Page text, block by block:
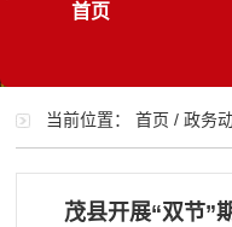
首页
当前位置：首页 /政务
茂县开展“双节”